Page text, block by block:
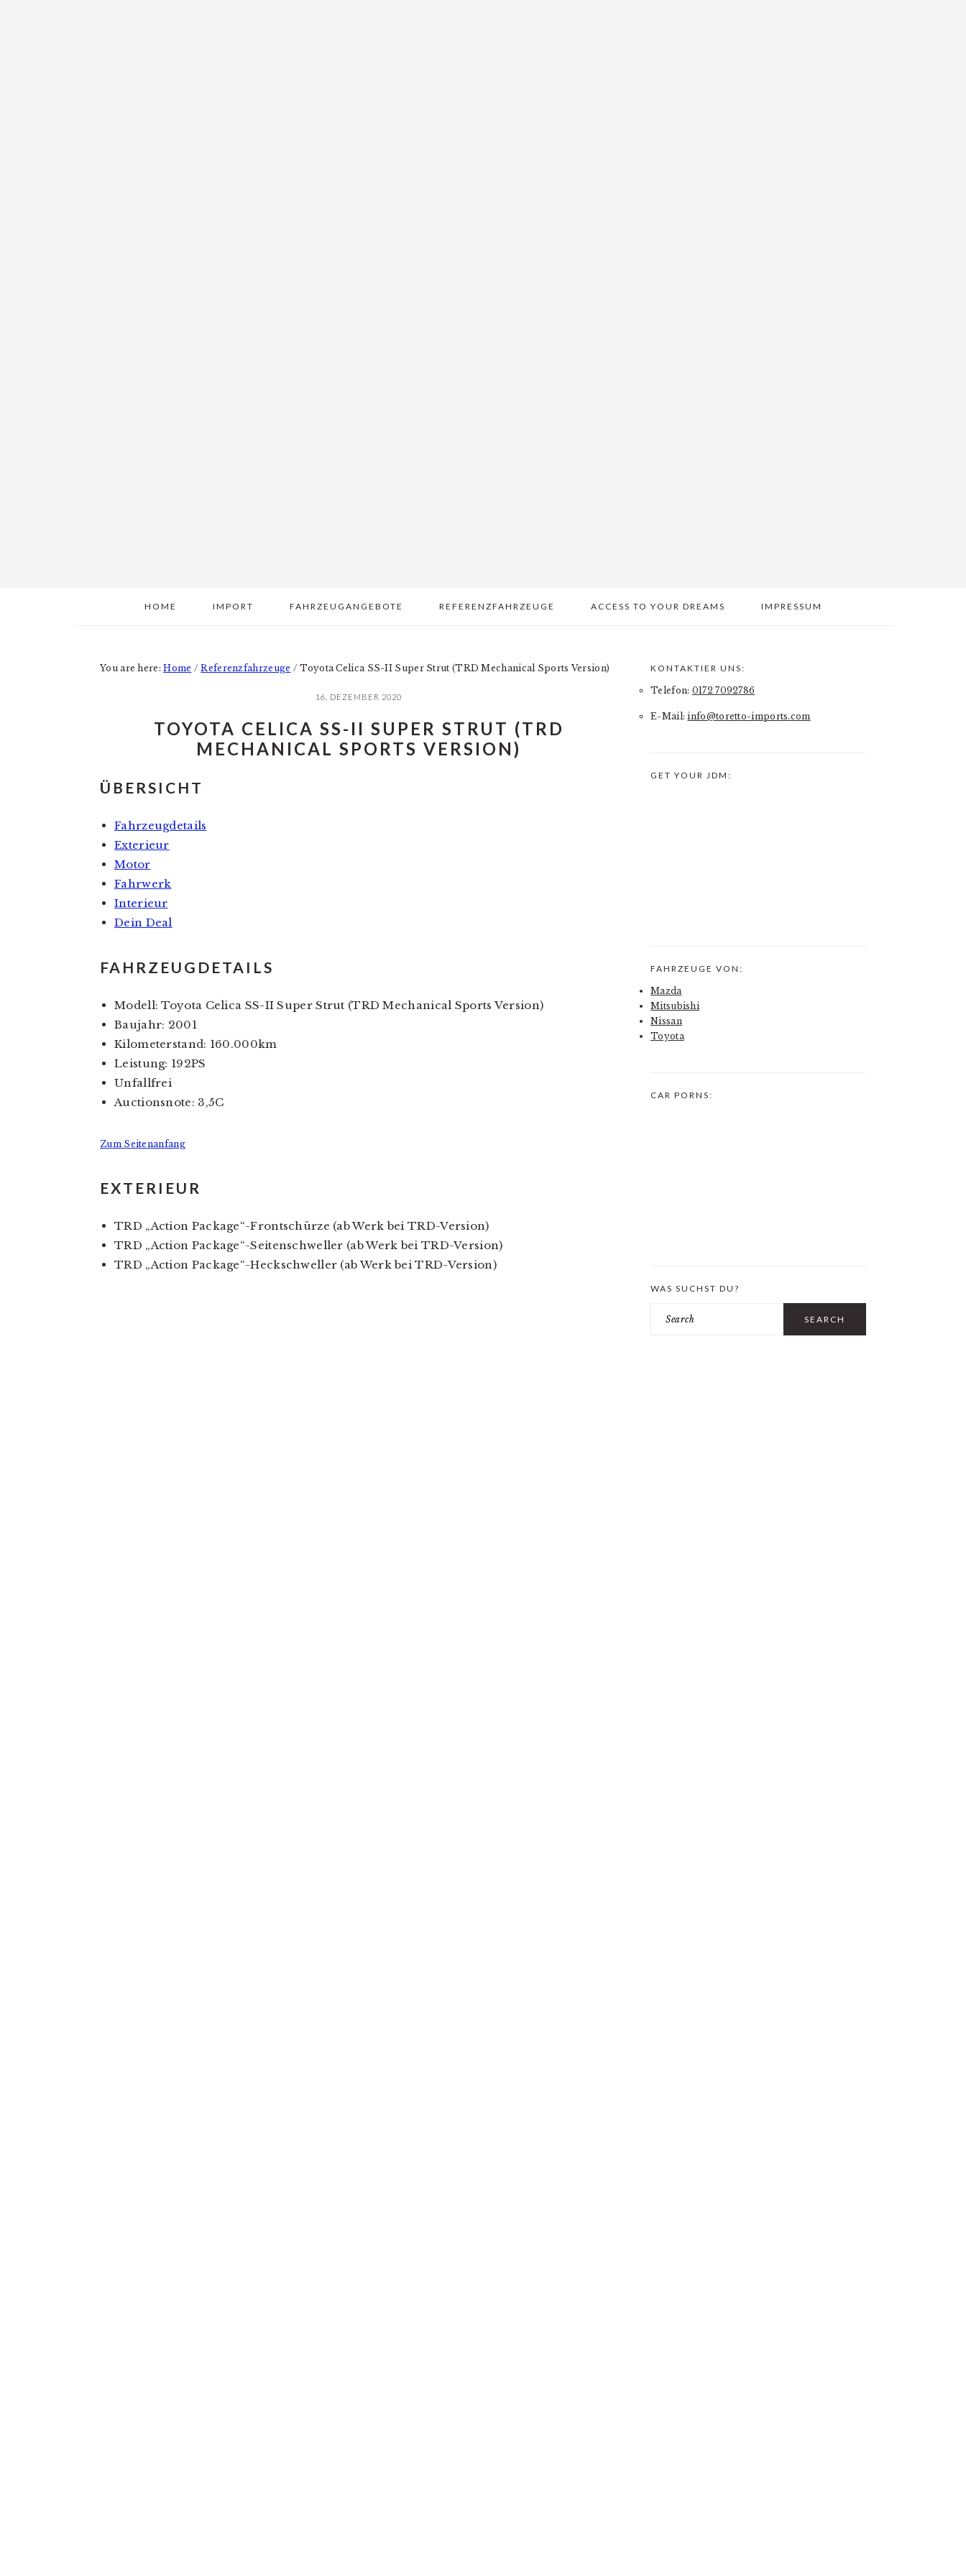
HOME IMPORT FAHRZEUGANGEBOTE REFERENZFAHRZEUGE ACCESS TO YOUR DREAMS IMPRESSUM
You are here:Home / Referenzfahrzeuge / Toyota Celica SS-II Super Strut (TRD Mechanical Sports Version)
16. DEZEMBER 2020
TOYOTA CELICA SS-II SUPER STRUT (TRD
MECHANICAL SPORTS VERSION)
ÜBERSICHT
Fahrzeugdetails
Exterieur
Motor
Fahrwerk
Interieur
Dein Deal
FAHRZEUGDETAILS
Modell: Toyota Celica SS-II Super Strut (TRD Mechanical Sports Version)
Baujahr: 2001
Kilometerstand: 160.000km
Leistung: 192PS
Unfallfrei
Auctionsnote: 3,5C
Zum Seitenanfang
EXTERIEUR
TRD „Action Package“-Frontschürze (ab Werk bei TRD-Version)
TRD „Action Package“-Seitenschweller (ab Werk bei TRD-Version)
TRD „Action Package“-Heckschweller (ab Werk bei TRD-Version)
PRIMARY
SIDEBAR
KONTAKTIER UNS:
Telefon: 0172 7092786
E-Mail:info@toretto-imports.com
GET YOUR JDM:
FAHRZEUGE VON:
Mazda
Mitsubishi
Nissan
Toyota
CAR PORNS:
WAS SUCHST DU?